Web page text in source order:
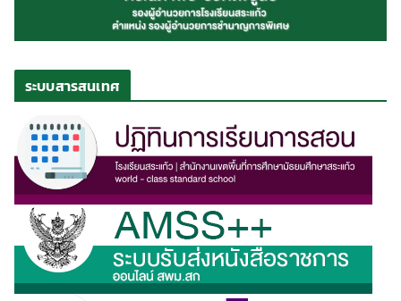
ระบบสารสนเทศ